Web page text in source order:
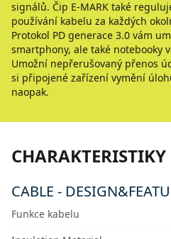
signálů. Čip E-MARK také
používání kabelu za každých
Protokol PD generace 3.0 vám
smartphony, ale také notebooky
Umožní nepřerušovaný přenos
si připojené zařízení vymění
naopak.
CHARAKTERISTIKY
CABLE -
Funkce kabelu